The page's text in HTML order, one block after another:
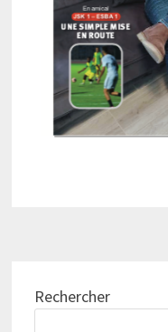
Rechercher